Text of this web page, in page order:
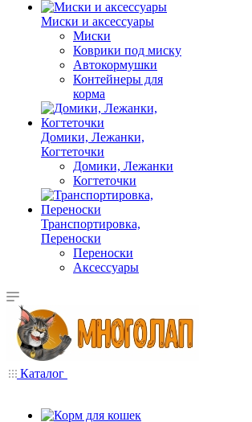
Миски и аксессуары
Миски
Коврики под миску
Автокормушки
Контейнеры для
корма
Домики, Лежанки,
Когтеточки
Домики, Лежанки
Когтеточки
Транспортировка,
Переноски
Переноски
Аксессуары
Каталог